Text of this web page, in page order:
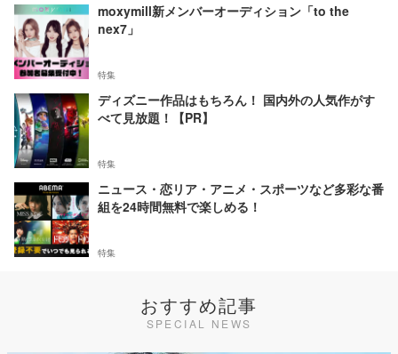
moxymill新メンバーオーディション「to the
nex7」
特集
ディズニー作品はもちろん！ 国内外の人気作がす
べて見放題！【PR】
特集
ニュース・恋リア・アニメ・スポーツなど多彩な番
組を24時間無料で楽しめる！
特集
おすすめ記事
SPECIAL NEWS